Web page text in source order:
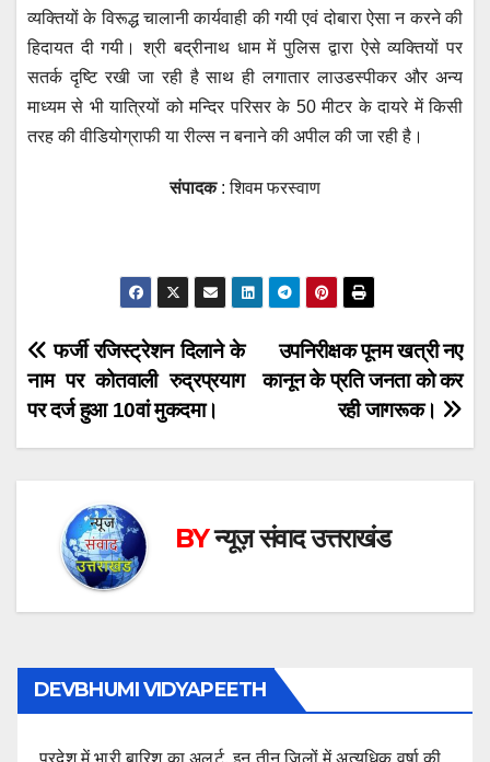
व्यक्तियों के विरूद्ध चालानी कार्यवाही की गयी एवं दोबारा ऐसा न करने की
हिदायत दी गयी। श्री बद्रीनाथ धाम में पुलिस द्वारा ऐसे व्यक्तियों पर
सतर्क दृष्टि रखी जा रही है साथ ही लगातार लाउडस्पीकर और अन्य
माध्यम से भी यात्रियों को मन्दिर परिसर के 50 मीटर के दायरे में किसी
तरह की वीडियोग्राफी या रील्स न बनाने की अपील की जा रही है।
संपादक: शिवम फरस्वाण
Post
navigation
उपनिरीक्षक पूनम खत्री नए
कानून के प्रति जनता को कर
रही जागरूक।
फर्जी रजिस्ट्रेशन दिलाने के
नाम पर कोतवाली रुद्रप्रयाग
पर दर्ज हुआ 10वां मुकदमा।
BYन्यूज़ संवाद उत्तराखंड
DEVBHUMI VIDYAPEETH
प्रदेश में भारी बारिश का अलर्ट, इन तीन जिलों में अत्यधिक वर्षा की